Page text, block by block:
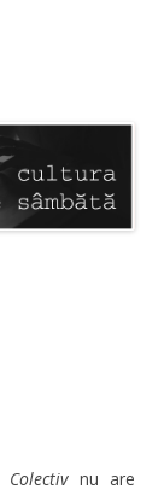
Colectivnu are